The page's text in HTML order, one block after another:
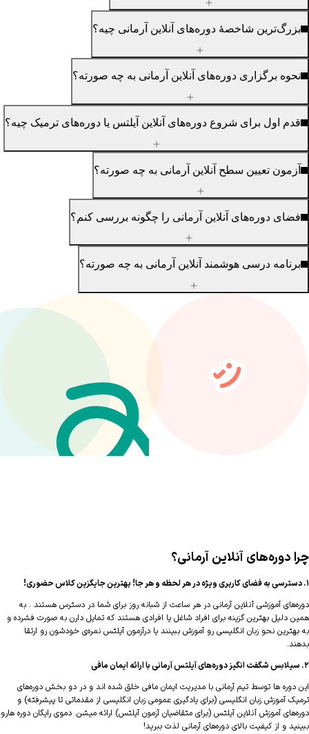
شاخصهٔ دوره‌های آنلاین آرمانی چیه؟
برگزاری دوره‌های آنلاین آرمانی به چه صورته؟
اول برای شروع دوره‌های آنلاین آیلتس یا دوره‌های ترمیک چیه؟
تعیین سطح آنلاین آرمانی به چه صورته؟
دوره‌های آنلاین آرمانی را چگونه بررسی کنم؟
درسی هوشمند آنلاین آرمانی به چه صورته؟
دوره‌های آنلاین آرمانی؟
آموزشی آنلاین آرمانی در هر ساعت از شبانه روز برای شما در دسترس هستند . به
دلیل بهترین گزینه برای افراد شاغل یا افرادی هستند که تمایل دارن به صورت فشرده و
نحو زبان انگلیسی رو آموزش ببینند یا درآزمون آیلتس نمره‌ی خودشون رو ارتقا
ها توسط تیم آرمانی با مدیریت ایمان مافی خلق شده اند و در دو بخش دوره‌های
آموزش زبان انگلیسی (برای یادگیری عمومی زبان انگلیسی از مقدماتی تا پیشرفته) و
آموزش آنلاین آیلتس (برای متقاضیان آزمون آیلتس) ارائه میشن. دموی رایگان دوره هارو
و از کیفیت بالای دوره‌های آرمانی لذت ببرید!